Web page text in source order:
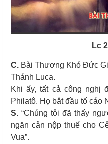
Lc
C. Bài Thương Khó Ðức
Thánh Luca.
Khi ấy, tất cả công nghị
Philatô. Họ bắt đầu tố cáo
S. “Chúng tôi đã thấy
ngăn cản nộp thuế cho
Vua”.